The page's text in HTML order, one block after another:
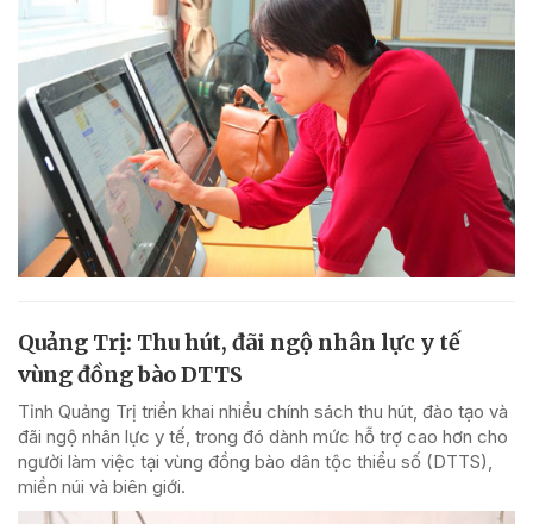
Quảng Trị: Thu hút, đãi ngộ nhân lực y tế
vùng đồng bào DTTS
Tỉnh Quảng Trị triển khai nhiều chính sách thu hút, đào tạo và
đãi ngộ nhân lực y tế, trong đó dành mức hỗ trợ cao hơn cho
người làm việc tại vùng đồng bào dân tộc thiểu số (DTTS),
miền núi và biên giới.